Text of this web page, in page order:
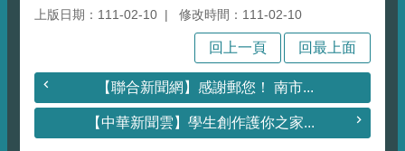
上版日期：111-02-10 修改時間：111-02-10
回上一頁 回最上面
【聯合新聞網】感謝郵您！ 南市...
【中華新聞雲】學生創作護你之家...